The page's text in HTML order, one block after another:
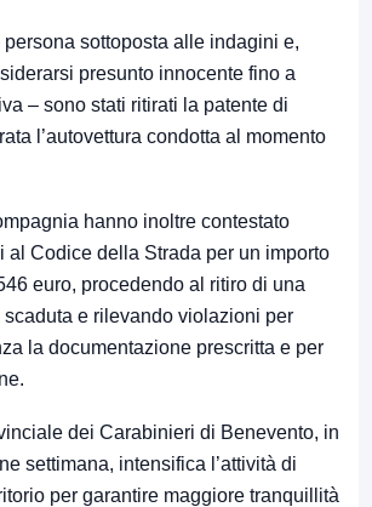
persona sottoposta alle indagini e,
presunto innocente fino a
– sono stati ritirati la patente di
l’autovettura condotta al momento
hanno inoltre contestato
al Codice della Strada per un importo
euro, procedendo al ritiro di una
e rilevando violazioni per
la documentazione prescritta e per
dei Carabinieri di Benevento, in
settimana, intensifica l’attività di
per garantire maggiore tranquillità